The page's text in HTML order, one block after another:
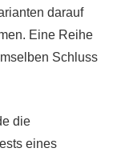
darauf
Eine Reihe
Schluss
die
eines